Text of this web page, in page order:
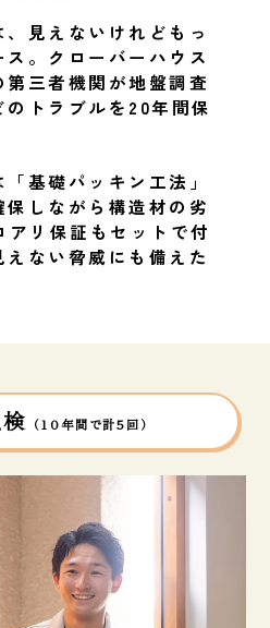
見えないけれどもっ
。クローバーハウス
三者機関が地盤調査
トラブルを20年間保
基礎パッキン工法」
しながら構造材の劣
リ保証もセットで付
ない脅威にも備えた
（10年間で計5回）